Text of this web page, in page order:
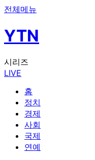
전체메뉴
YTN
시리즈
LIVE
홈
정치
경제
사회
국제
연예